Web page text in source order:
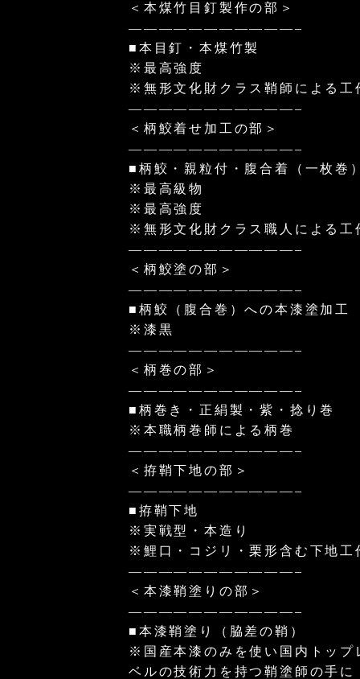
＜本煤竹目釘製作の部＞
———————————–
■本目釘・本煤竹製
※最高強度
※無形文化財クラス鞘師による工
———————————–
＜柄鮫着せ加工の部＞
———————————–
■柄鮫・親粒付・腹合着（一枚巻
※最高級物
※最高強度
※無形文化財クラス職人による工
———————————–
＜柄鮫塗の部＞
———————————–
■柄鮫（腹合巻）への本漆塗加工
※漆黒
———————————–
＜柄巻の部＞
———————————–
■柄巻き・正絹製・紫・捻り巻
※本職柄巻師による柄巻
———————————–
＜拵鞘下地の部＞
———————————–
■拵鞘下地
※実戦型・本造り
※鯉口・コジリ・栗形含む下地工
———————————–
＜本漆鞘塗りの部＞
———————————–
■本漆鞘塗り（脇差の鞘）
※国産本漆のみを使い国内トップ
ベルの技術力を持つ鞘塗師の手に